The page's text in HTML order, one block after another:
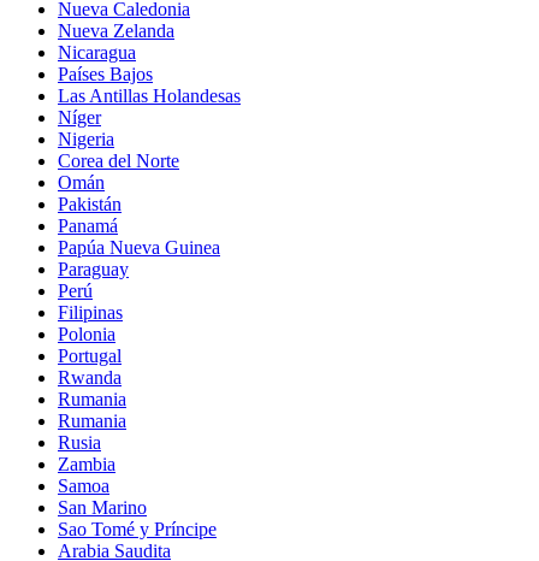
Nueva Caledonia
Nueva Zelanda
Nicaragua
Países Bajos
Las Antillas Holandesas
Níger
Nigeria
Corea del Norte
Omán
Pakistán
Panamá
Papúa Nueva Guinea
Paraguay
Perú
Filipinas
Polonia
Portugal
Rwanda
Rumania
Rumania
Rusia
Zambia
Samoa
San Marino
Sao Tomé y Príncipe
Arabia Saudita